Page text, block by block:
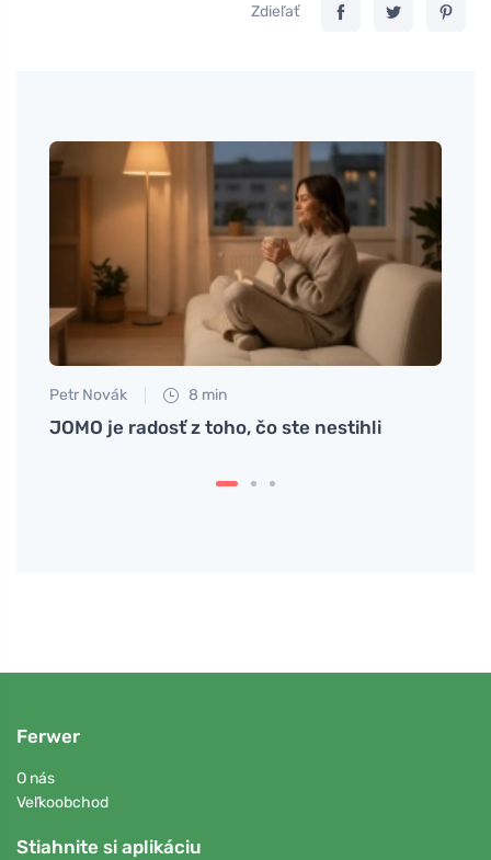
Zdieľať
Petr Novák 8 min
JOMO je radosť z toho, čo ste nestihli
Ferwer
O nás
Veľkoobchod
Stiahnite si aplikáciu